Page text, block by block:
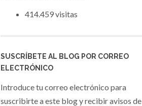
414.459 visitas
SUSCRÍBETE AL BLOG POR CORREO
ELECTRÓNICO
Introduce tu correo electrónico para
suscribirte a este blog y recibir avisos de